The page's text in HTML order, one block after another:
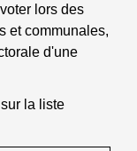
lors des
et communales,
d'une
la liste